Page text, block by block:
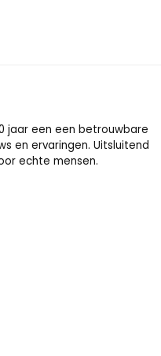
jaar een een betrouwbare
en ervaringen. Uitsluitend
echte mensen.